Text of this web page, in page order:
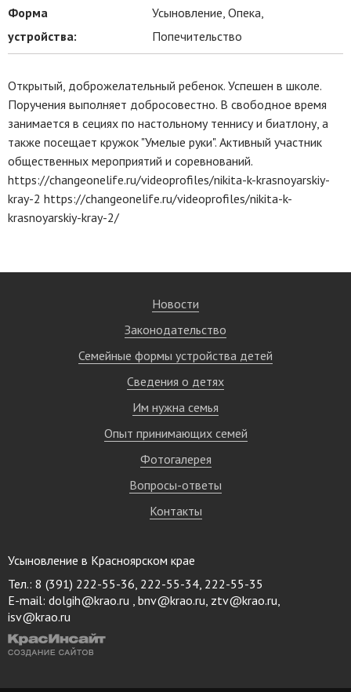
Форма
устройства:
Усыновление, Опека,
Попечительство
Открытый, доброжелательный ребенок. Успешен в школе.
Поручения выполняет добросовестно. В свободное время
занимается в сециях по настольному теннису и биатлону, а
также посещает кружок "Умелые руки". Активный участник
общественных мероприятий и соревнований.
https://changeonelife.ru/videoprofiles/nikita-k-krasnoyarskiy-
kray-2 https://changeonelife.ru/videoprofiles/nikita-k-
krasnoyarskiy-kray-2/
Новости
Законодательство
Семейные формы устройства детей
Сведения о детях
Им нужна семья
Опыт принимающих семей
Фотогалерея
Вопросы-ответы
Контакты
Усыновление в Красноярском крае
Тел.: 8 (391) 222-55-36, 222-55-34, 222-55-35
E-mail: dolgih@krao.ru , bnv@krao.ru, ztv@krao.ru,
isv@krao.ru